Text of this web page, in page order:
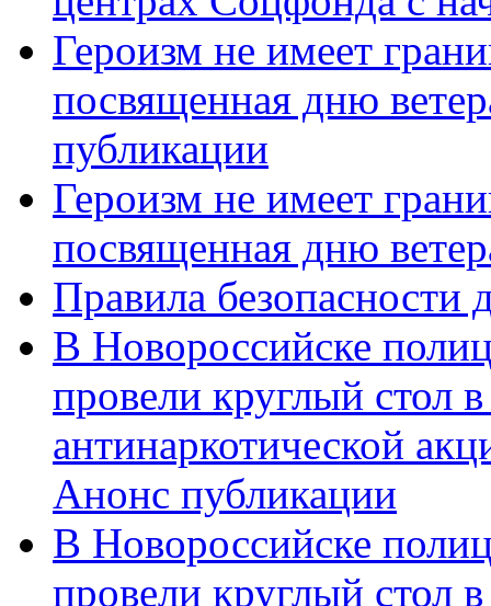
Героизм не имеет
посвященная дню
публикации
Героизм не имеет
посвященная дню
Правила безопасности
В Новороссийске
провели круглый стол
антинаркотической
Анонс публикации
В Новороссийске
провели круглый стол